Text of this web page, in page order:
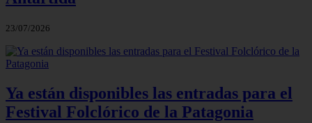
23/07/2026
Ya están disponibles las entradas para el
Festival Folclórico de la Patagonia